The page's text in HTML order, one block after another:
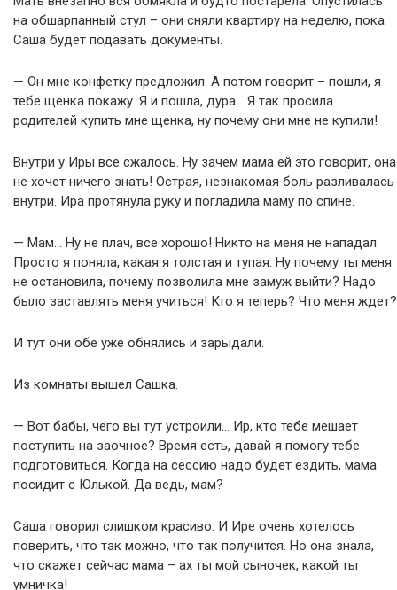
на обшарпанный стул – они сняли квартиру на неделю, пока
Саша будет подавать документы.
— Он мне конфетку предложил. А потом говорит – пошли, я
тебе щенка покажу. Я и пошла, дура… Я так просила
родителей купить мне щенка, ну почему они мне не купили!
Внутри у Иры все сжалось. Ну зачем мама ей это говорит, она
не хочет ничего знать! Острая, незнакомая боль разливалась
внутри. Ира протянула руку и погладила маму по спине.
— Мам… Ну не плач, все хорошо! Никто на меня не нападал.
Просто я поняла, какая я толстая и тупая. Ну почему ты меня
не остановила, почему позволила мне замуж выйти? Надо
было заставлять меня учиться! Кто я теперь? Что меня ждет?
И тут они обе уже обнялись и зарыдали.
Из комнаты вышел Сашка.
— Вот бабы, чего вы тут устроили… Ир, кто тебе мешает
поступить на заочное? Время есть, давай я помогу тебе
подготовиться. Когда на сессию надо будет ездить, мама
посидит с Юлькой. Да ведь, мам?
Саша говорил слишком красиво. И Ире очень хотелось
поверить, что так можно, что так получится. Но она знала,
что скажет сейчас мама – ах ты мой сыночек, какой ты
умничка!